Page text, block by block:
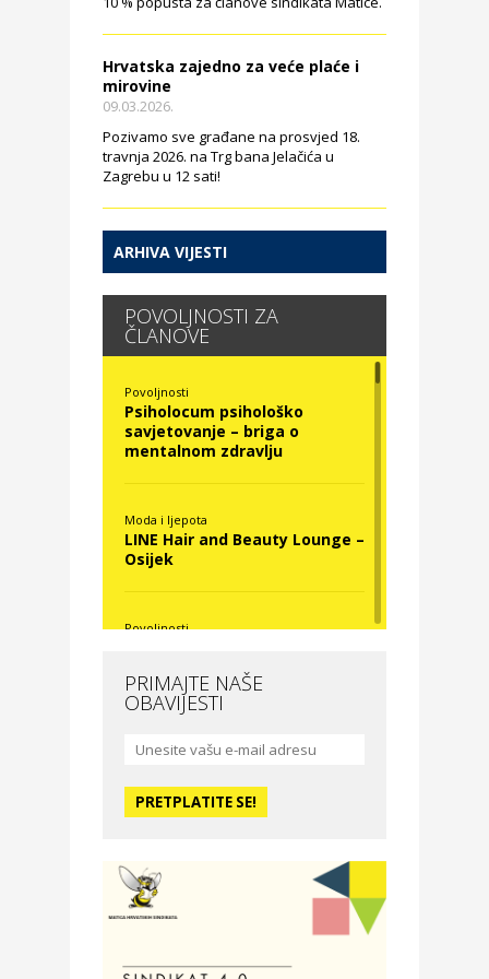
Hrvatska zajedno za veće plaće i
mirovine
09.03.2026.
Pozivamo sve građane na prosvjed 18.
travnja 2026. na Trg bana Jelačića u
Zagrebu u 12 sati!
ARHIVA VIJESTI
POVOLJNOSTI ZA
ČLANOVE
Povoljnosti
Psiholocum psihološko
savjetovanje – briga o
mentalnom zdravlju
Moda i ljepota
LINE Hair and Beauty Lounge –
Osijek
Povoljnosti
Moda i ljepota
studio – Osijek
Zdravlje i osiguranje
PRIMAJTE NAŠE
OBAVIJESTI